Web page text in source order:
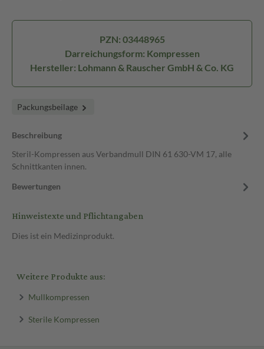
PZN: 03448965
Darreichungsform: Kompressen
Hersteller: Lohmann & Rauscher GmbH & Co. KG
Packungsbeilage
Beschreibung
Steril-Kompressen aus Verbandmull DIN 61 630-VM 17, alle
Schnittkanten innen.
Bewertungen
Hinweistexte und Pflichtangaben
Dies ist ein Medizinprodukt.
Weitere Produkte aus:
Mullkompressen
Sterile Kompressen